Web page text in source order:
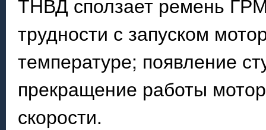
трудности с запуском
температуре; появление
прекращение работы
скорости.